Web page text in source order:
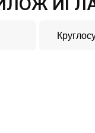
ИГЛА